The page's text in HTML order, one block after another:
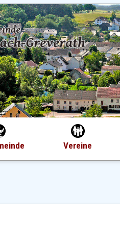
Vereine